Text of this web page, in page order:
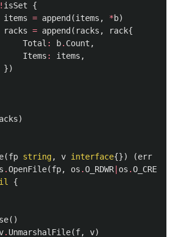
! isSet
{
items = append (items , *b)
racks = append ( racks , rack{
Total : b. Count ,
Items : items ,
})
)
(fp string, v interface{}) (err
.OpenFile(fp, os .O_RDWR os .O_CREATE
{
()
. UnmarshalFile(f, v)